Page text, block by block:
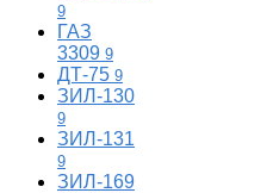
9
ГАЗ
3309 9
ДТ-75 9
ЗИЛ-130
9
ЗИЛ-131
9
ЗИЛ-169